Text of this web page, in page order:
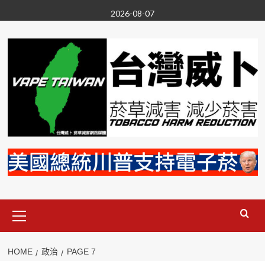
to
content
2026-08-07
Menu
HOME 政治 PAGE 7